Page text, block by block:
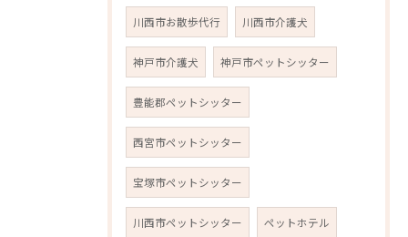
川西市お散歩代行 川西市介護犬
神戸市介護犬 神戸市ペットシッター
豊能郡ペットシッター
西宮市ペットシッター
宝塚市ペットシッター
川西市ペットシッター ペットホテル